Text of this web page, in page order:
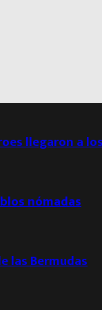
llegaron a
nómadas
las Bermudas